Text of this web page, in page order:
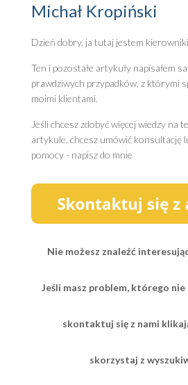
Michał Kropiński
Dzień dobry, ja tutaj jestem
Ten i pozostałe artykuły napisałem
prawdziwych przypadków, z którymi
moimi klientami.
Jeśli chcesz zdobyć więcej wiedzy na
artykule, chcesz umówić konsultację
pomocy - napisz do mnie
Nie możesz znaleźć
Jeśli masz problem, którego nie
skontaktuj się z nami
skorzystaj z